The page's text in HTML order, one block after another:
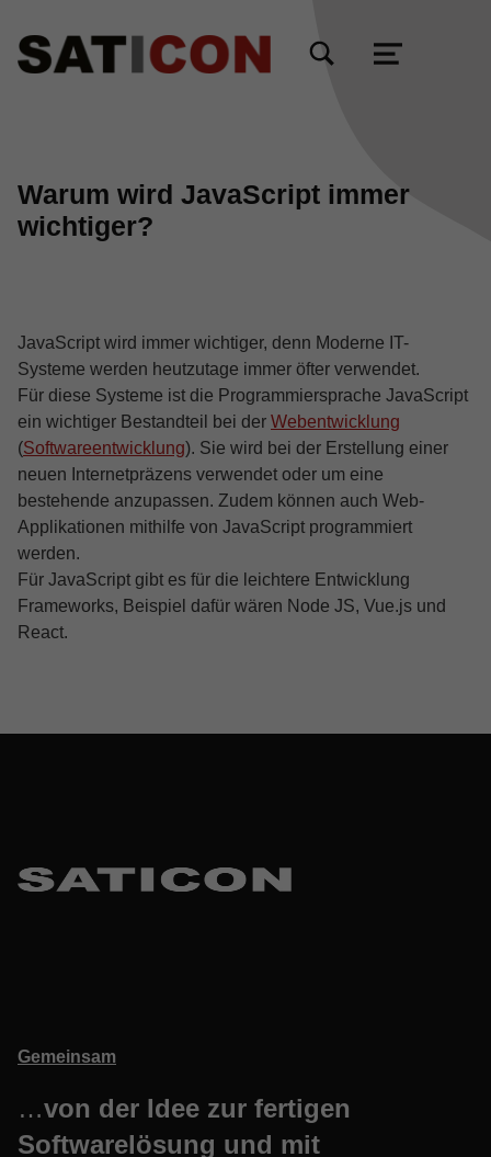
TOGGLE SEARCH FORM MODAL BOX
MENU
Warum wird JavaScript immer
wichtiger?
JavaScript wird immer wichtiger, denn Moderne IT-
Systeme werden heutzutage immer öfter verwendet.
Für diese Systeme ist die Programmiersprache JavaScript
ein wichtiger Bestandteil bei der Webentwicklung
(Softwareentwicklung). Sie wird bei der Erstellung einer
neuen Internetpräzens verwendet oder um eine
bestehende anzupassen. Zudem können auch Web-
Applikationen mithilfe von JavaScript programmiert
werden.
Für JavaScript gibt es für die leichtere Entwicklung
Frameworks, Beispiel dafür wären Node JS, Vue.js und
React.
Gemeinsam
…von der Idee zur fertigen
Softwarelösung und mit